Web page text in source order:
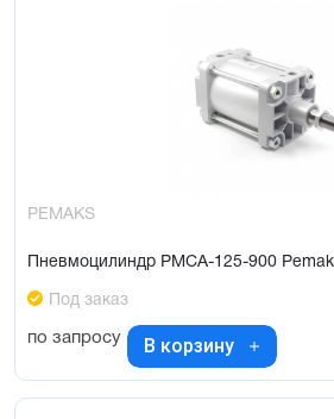
PEMAKS
Пневмоцилиндр PMCA-125-900
Под заказ
по запросу В корзину